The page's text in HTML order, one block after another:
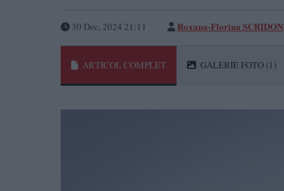
30 Dec, 2024 21:11 Roxana-Florina SCRIDON
ARTICOL COMPLET GALERIE FOTO (1)